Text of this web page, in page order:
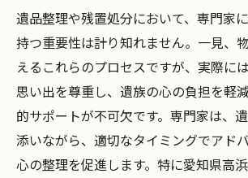
遺品整理や残置処分において、専門家
持つ重要性は計り知れません。一見、
えるこれらのプロセスですが、実際に
思い出を尊重し、遺族の心の負担を軽
的サポートが不可欠です。専門家は、
添いながら、適切なタイミングでアド
心の整理を促進します。特に愛知県高